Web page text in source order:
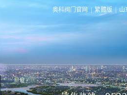
奥科阀门官网 繁體版 山